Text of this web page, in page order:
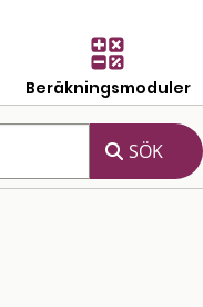
Beräkningsmoduler